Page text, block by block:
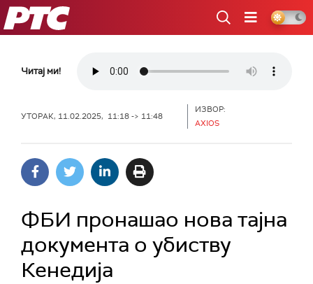
РТС
Читај ми!
УТОРАК, 11.02.2025, 11:18 -> 11:48
ИЗВОР:
AXIOS
ФБИ пронашао нова тајна
документа о убиству
Кенедија